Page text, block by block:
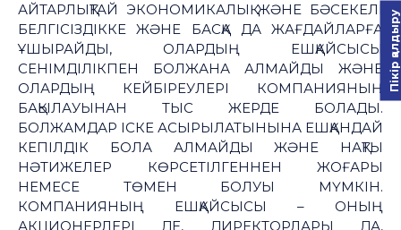
АЙТАРЛЫҚТАЙ ЭКОНОМИКАЛЫҚ ЖӘНЕ БӘСЕКЕЛІ
БЕЛГІСІЗДІККЕ ЖӘНЕ БАСҚА ДА ЖАҒДАЙЛАРҒА
ҰШЫРАЙДЫ, ОЛАРДЫҢ ЕШҚАЙСЫСЫ
СЕНІМДІЛІКПЕН БОЛЖАНА АЛМАЙДЫ ЖӘНЕ
ОЛАРДЫҢ КЕЙБІРЕУЛЕРІ КОМПАНИЯНЫҢ
БАҚЫЛАУЫНАН ТЫС ЖЕРДЕ БОЛАДЫ.
БОЛЖАМДАР ІСКЕ АСЫРЫЛАТЫНЫНА ЕШҚАНДАЙ
КЕПІЛДІК БОЛА АЛМАЙДЫ ЖӘНЕ НАҚТЫ
НӘТИЖЕЛЕР КӨРСЕТІЛГЕННЕН ЖОҒАРЫ
НЕМЕСЕ ТӨМЕН БОЛУЫ МҮМКІН.
КОМПАНИЯНЫҢ ЕШҚАЙСЫСЫ – ОНЫҢ
АКЦИОНЕРЛЕРІ ДЕ, ДИРЕКТОРЛАРЫ ДА,
Пікір қалдыру